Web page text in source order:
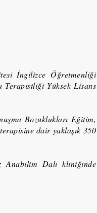
İngilizce Öğretmenliği
Terapistliği Yüksek Lisans
Bozuklukları Eğitim,
dair yaklaşık 350
Anabilim Dalı kliniğinde